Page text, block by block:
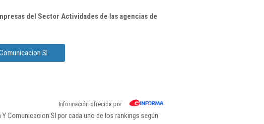
del Sector Actividades de las agencias de
Sl
Información ofrecida por
Comunicacion Sl por cada uno de los rankings según